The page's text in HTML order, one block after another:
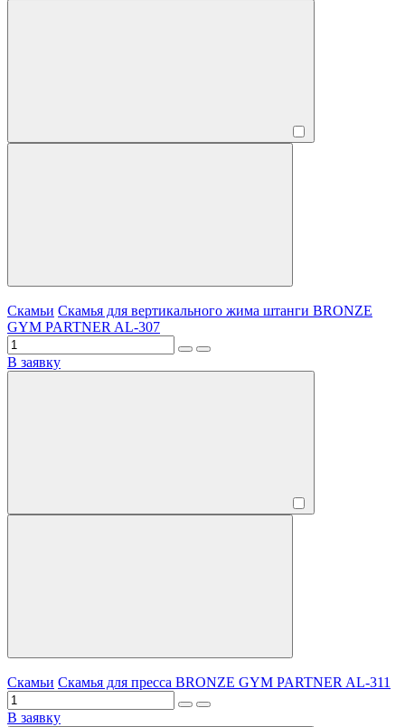
Скамьи Скамья для вертикального жима штанги BRONZE
GYM PARTNER AL-307
В заявку
Скамьи Скамья для пресса BRONZE GYM PARTNER AL-311
В заявку